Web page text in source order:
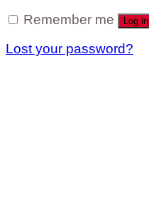
Remember me
Log in
Lost your password?